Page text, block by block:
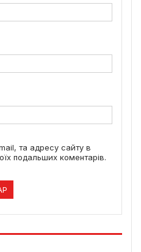
та адресу сайту в
подальших коментарів.